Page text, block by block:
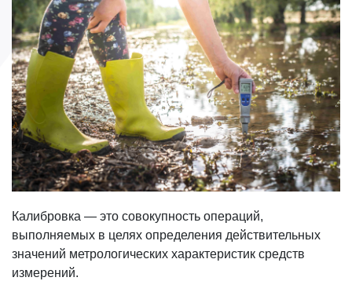
Калибровка — это совокупность операций,
выполняемых в целях определения действительных
значений метрологических характеристик средств
измерений.